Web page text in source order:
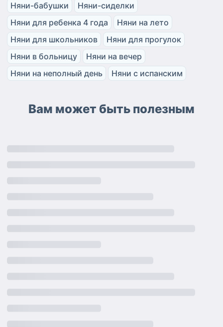
Няни-бабушки
Няни-сиделки
Няни для ребенка 4 года
Няни на лето
Няни для школьников
Няни для прогулок
Няни в больницу
Няни на вечер
Няни на неполный день
Няни с испанским
Вам может быть полезным